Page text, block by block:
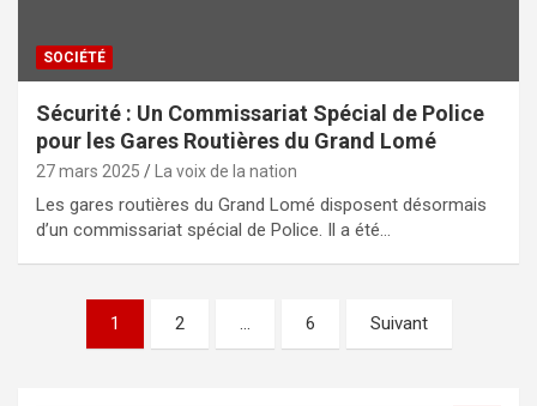
SOCIÉTÉ
Sécurité : Un Commissariat Spécial de Police
pour les Gares Routières du Grand Lomé
27 mars 2025 La voix de la nation
Les gares routières du Grand Lomé disposent désormais
d’un commissariat spécial de Police. Il a été…
Pagination
1 2 … 6 Suivant